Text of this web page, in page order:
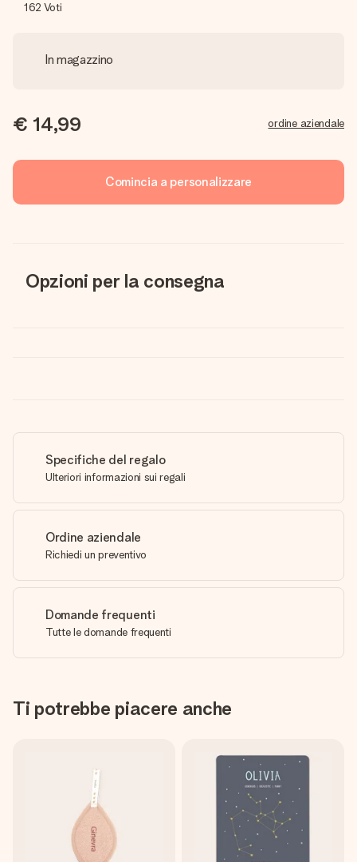
162 Voti
In magazzino
€ 14,99 ordine aziendale
Comincia a personalizzare
Opzioni per la consegna
Specifiche del regalo
Ulteriori informazioni sui regali
Ordine aziendale
Richiedi un preventivo
Domande frequenti
Tutte le domande frequenti
Ti potrebbe piacere anche